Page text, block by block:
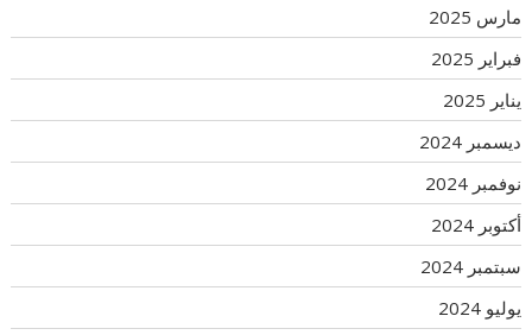
مارس 2025
فبراير 2025
يناير 2025
ديسمبر 2024
نوفمبر 2024
أكتوبر 2024
سبتمبر 2024
يوليو 2024